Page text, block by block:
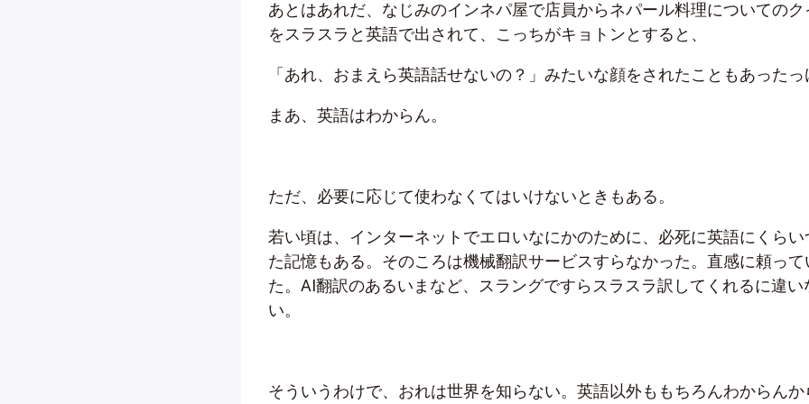
あとはあれだ、なじみのインネパ屋で店員からネパール料理についてのク
をスラスラと英語で出されて、こっちがキョトンとすると、
「あれ、おまえら英語話せないの？」みたいな顔をされたこともあったっ
まあ、英語はわからん。
ただ、必要に応じて使わなくてはいけないときもある。
若い頃は、インターネットでエロいなにかのために、必死に英語にくらい
た記憶もある。そのころは機械翻訳サービスすらなかった。直感に頼って
た。AI翻訳のあるいまなど、スラングですらスラスラ訳してくれるに違い
い。
そういうわけで、おれは世界を知らない。英語以外ももちろんわからんか